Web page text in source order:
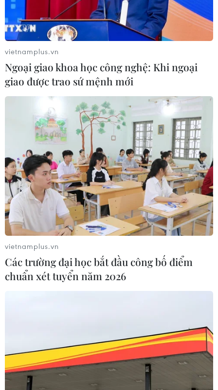
Vững bước xây dựng Cộng đồng ASEAN
hướng tới người dân
Đảm nhận vai trò Chủ tịch ASEAN 2018, Singapore đặt
trọng tâm hợp tác của ASEAN trong năm tới sẽ là “Nắm
lấy tương lai, hướng tới một Cộng đồng ASEAN tự
cường và sáng tạo."
Việt Nam dự Hội nghị cấp cao kết nối
ASEAN-Ấn Độ tại New Delhi
11/12/2017 12:52
Ngày 11/12, tại thủ đô New Delhi của Ấn Độ, hội nghị
vietnamplus.vn
Ngoại giao khoa học công nghệ: Khi ngoại
giao được trao sứ mệnh mới
vietnamplus.vn
Các trường đại học bắt đầu công bố điểm
chuẩn xét tuyển năm 2026